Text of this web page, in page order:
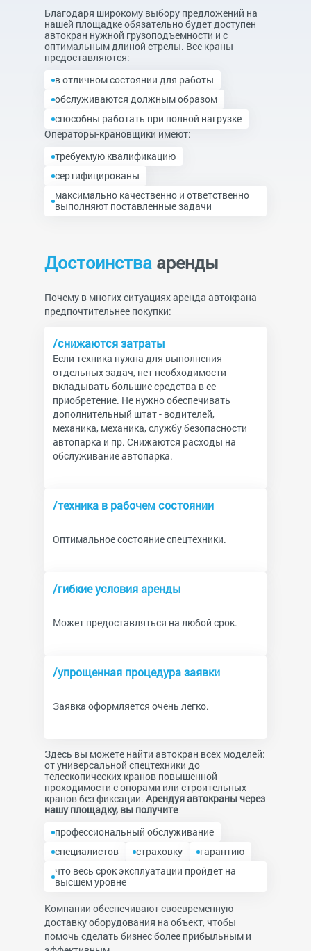
Благодаря широкому выбору предложений на
нашей площадке обязательно будет доступен
автокран нужной грузоподъемности и с
оптимальным длиной стрелы. Все краны
предоставляются:
в отличном состоянии для работы
обслуживаются должным образом
способны работать при полной нагрузке
Операторы-крановщики имеют:
требуемую квалификацию
сертифицированы
максимально качественно и ответственно
выполняют поставленные задачи
Достоинства аренды
Почему в многих ситуациях аренда автокрана
предпочтительнее покупки:
/снижаются затраты
Если техника нужна для выполнения
отдельных задач, нет необходимости
вкладывать большие средства в ее
приобретение. Не нужно обеспечивать
дополнительный штат - водителей,
механика, механика, службу безопасности
автопарка и пр. Снижаются расходы на
обслуживание автопарка.
/техника в рабочем состоянии
Оптимальное состояние спецтехники.
/гибкие условия аренды
Может предоставляться на любой срок.
/упрощенная процедура заявки
Заявка оформляется очень легко.
Здесь вы можете найти автокран всех моделей:
от универсальной спецтехники до
телескопических кранов повышенной
проходимости с опорами или строительных
кранов без фиксации. Арендуя автокраны через
нашу площадку, вы получите
профессиональный обслуживание
специалистов
страховку
гарантию
что весь срок эксплуатации пройдет на
высшем уровне
Компании обеспечивают своевременную
доставку оборудования на объект, чтобы
помочь сделать бизнес более прибыльным и